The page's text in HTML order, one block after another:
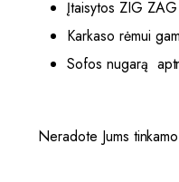
Įtaisytos ZIG
Karkaso rėmui
Sofos nugarą
Neradote Jums